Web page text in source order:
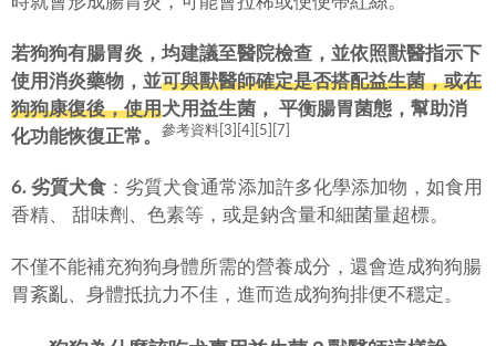
若狗狗有腸胃炎，均建議至醫院檢查，並依照獸醫指示下
使用消炎藥物，並可與獸醫師確定是否搭配益生菌，或在
狗狗康復後，使用犬用益生菌， 平衡腸胃菌態，幫助消
化功能恢復正常。
參考資料[3][4][5][7]
6. 劣質犬食 ：劣質犬食通常添加許多化學添加物，如食用
香精、 甜味劑、色素等，或是鈉含量和細菌量超標。
不僅不能補充狗狗身體所需的營養成分，還會造成狗狗腸
胃紊亂、身體抵抗力不佳，進而造成狗狗排便不穩定。